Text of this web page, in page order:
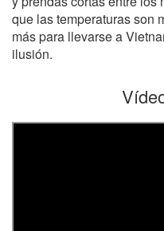
que las temperaturas son
más para llevarse a
ilusión.